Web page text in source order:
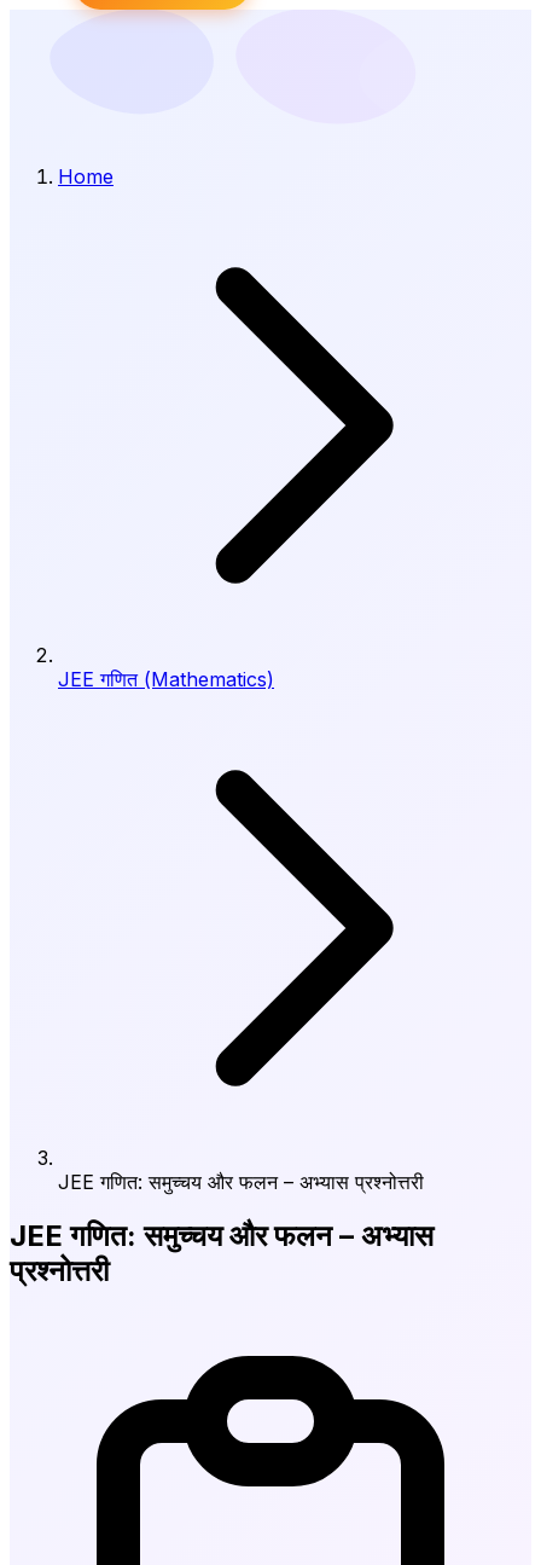
Home
JEE गणित (Mathematics)
JEE गणित: समुच्चय और फलन – अभ्यास प्रश्नोत्तरी
JEE गणित: समुच्चय और फलन – अभ्यास
प्रश्नोत्तरी